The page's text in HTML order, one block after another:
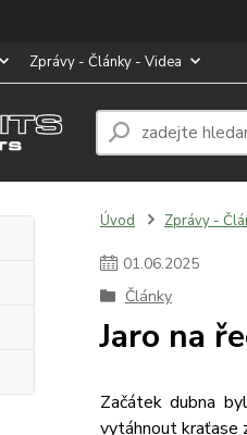
Zprávy - Články - Videa
Úvod Zprávy -
01.06.2025
Články
Jaro na
Začátek dubna
vytáhnout kraťase